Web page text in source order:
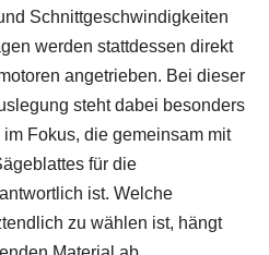
Schnittgeschwindigkeiten
werden stattdessen direkt
angetrieben. Bei dieser
steht dabei besonders
Fokus, die gemeinsam mit
für die
ist. Welche
zu wählen ist, hängt